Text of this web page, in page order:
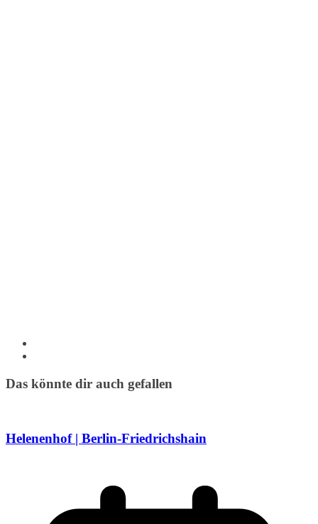
Das könnte dir auch gefallen
Helenenhof | Berlin-Friedrichshain